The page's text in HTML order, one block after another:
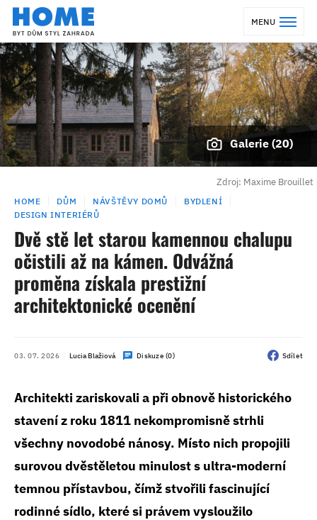
MENU
Galerie (20)
Zdroj: Maxime Brouillet
HOME DŮM NÁVŠTĚVY DOMŮ
BYDLENÍ
DESIGN INTERIÉRŮ
Dvě stě let starou kamennou chalupu
očistili až na kámen. Odvážná
proměna získala prestižní
architektonické ocenění
03. 07. 2026 Lucia Blažiová Diskuze (0) Sdílet
Architekti zariskovali a při obnově historického
stavení z roku 1811 nekompromisně strhli
všechny novodobé nánosy. Místo nich propojili
surovou dvěstěletou minulost s ultra-moderní
temnou přístavbou, čímž stvořili fascinující
rodinné sídlo, které si právem vysloužilo